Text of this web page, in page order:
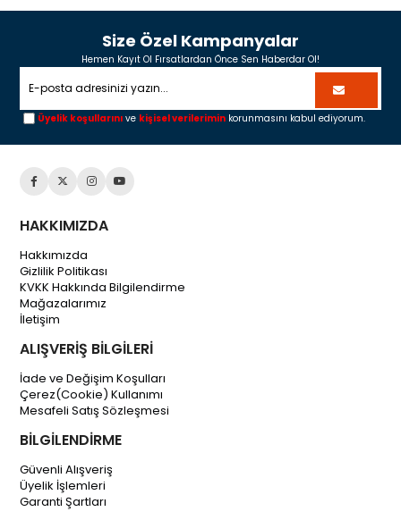
Size Özel Kampanyalar
Hemen Kayıt Ol Fırsatlardan Önce Sen Haberdar Ol!
Üyelik koşullarını ve kişisel verilerimin korunmasını kabul ediyorum.
HAKKIMIZDA
Hakkımızda
Gizlilik Politikası
KVKK Hakkında Bilgilendirme
Mağazalarımız
İletişim
ALIŞVERİŞ BİLGİLERİ
İade ve Değişim Koşulları
Çerez(Cookie) Kullanımı
Mesafeli Satış Sözleşmesi
BİLGİLENDİRME
Güvenli Alışveriş
Üyelik İşlemleri
Garanti Şartları